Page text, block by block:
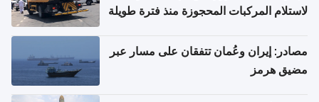
لاستلام المركبات المحجوزة منذ فترة طويلة
مصادر: إيران وعُمان تتفقان على مسار عبر
مضيق هرمز